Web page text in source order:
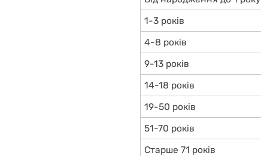
1-3 років
4-8 років
9-13 років
14-18 років
19-50 років
51-70 років
Старше 71 років